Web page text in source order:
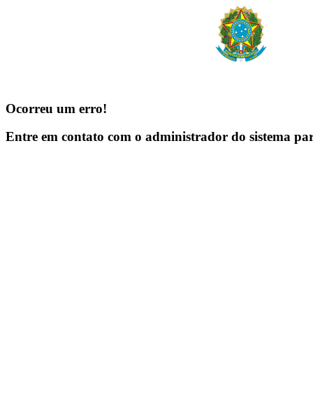
Ocorreu um erro!
Entre em contato com o administrador do sistema